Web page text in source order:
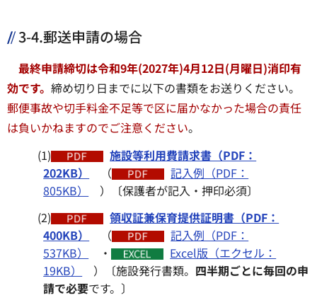
3-4.郵送申請の場合
最終申請締切は令和9年(2027年)4月12日(月曜日)消印有
効です。 締め切り日までに以下の書類をお送りください。
郵便事故や切手料金不足等で区に届かなかった場合の責任
は負いかねますのでご注意ください。
(1)
施設等利用費請求書（PDF：
202KB）
（
記入例（PDF：
805KB）
）〔保護者が記入・押印必須〕
(2)
領収証兼保育提供証明書（PDF：
400KB）
（
記入例（PDF：
537KB）
・
Excel版（エクセル：
19KB）
）〔施設発行書類。 四半期ごとに毎回の申
請で必要です。〕